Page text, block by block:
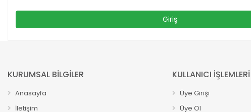
Giriş
KURUMSAL BİLGİLER
Anasayfa
İletişim
KULLANICI İŞLEMLERİ
Üye Girişi
Üye Ol